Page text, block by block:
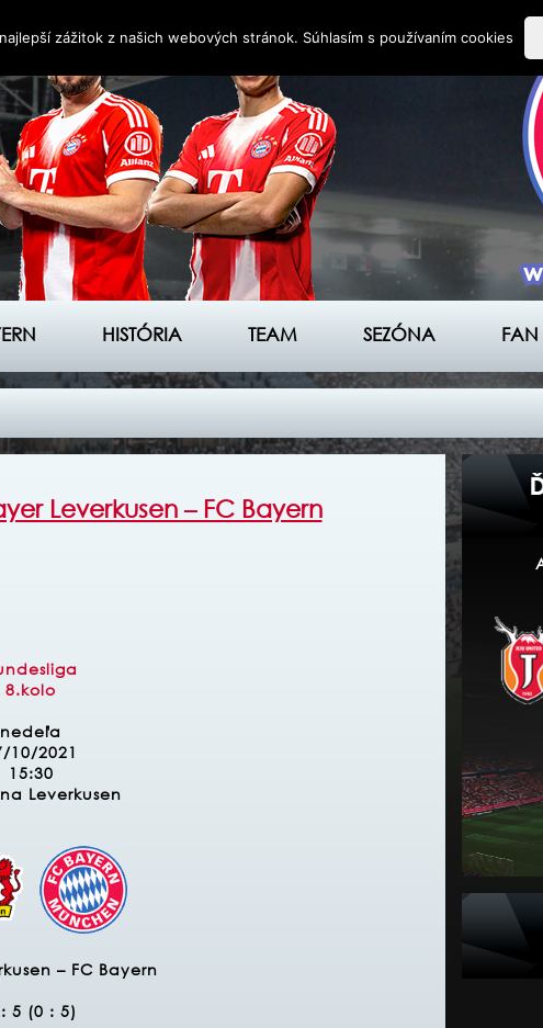
HISTÓRIA TEAM SEZÓNA
Leverkusen – FC Bayern
8.kolo
nedeľa
10/2021
15:30
Leverkusen
– FC Bayern
5 (0 : 5)
zážitok z našich webových stránok. Súhlasím s používaním cookies